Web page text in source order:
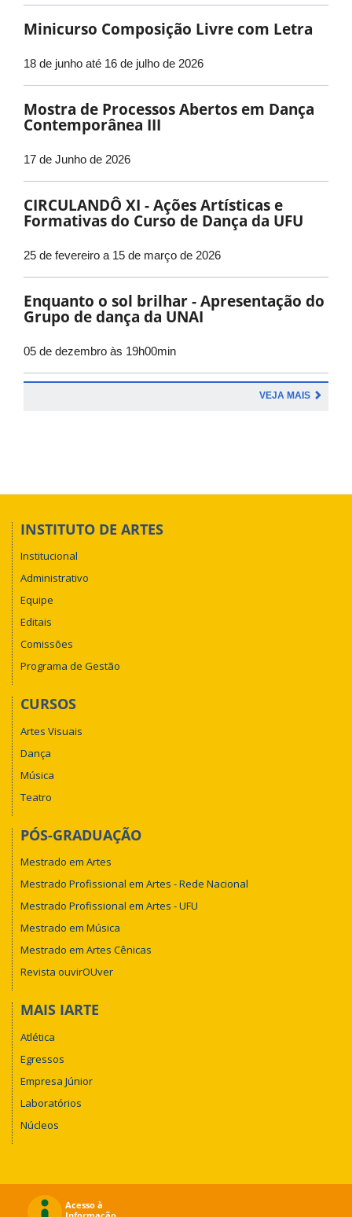
Minicurso Composição Livre com Letra
18 de junho até 16 de julho de 2026
Mostra de Processos Abertos em Dança
Contemporânea III
17 de Junho de 2026
CIRCULANDÔ XI - Ações Artísticas e
Formativas do Curso de Dança da UFU
25 de fevereiro a 15 de março de 2026
Enquanto o sol brilhar - Apresentação do
Grupo de dança da UNAI
05 de dezembro às 19h00min
VEJA MAIS
INSTITUTO DE ARTES
Institucional
Administrativo
Equipe
Editais
Comissões
Programa de Gestão
CURSOS
Artes Visuais
Dança
Música
Teatro
PÓS-GRADUAÇÃO
Mestrado em Artes
Mestrado Profissional em Artes - Rede Nacional
Mestrado Profissional em Artes - UFU
Mestrado em Música
Mestrado em Artes Cênicas
Revista ouvirOUver
MAIS IARTE
Atlética
Egressos
Empresa Júnior
Laboratórios
Núcleos